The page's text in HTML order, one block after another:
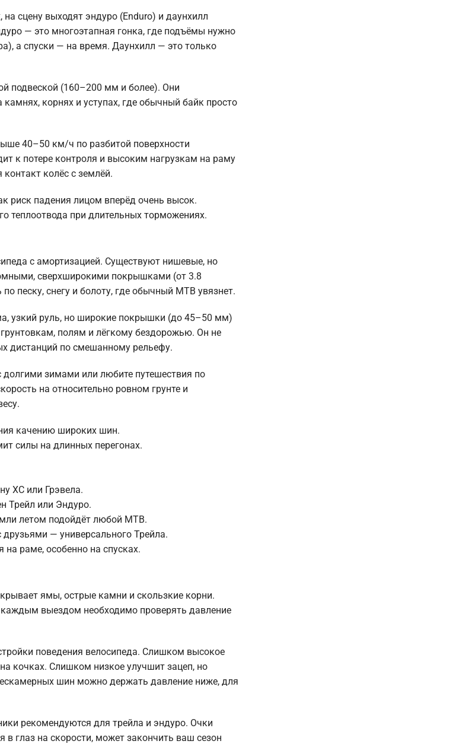
сцену выходят эндуро (Enduro) и даунхилл
— это многоэтапная гонка, где подъёмы нужно
а спуски — на время. Даунхилл — это только
подвеской (160–200 мм и более). Они
корнях и уступах, где обычный байк просто
40–50 км/ч по разбитой поверхности
к потере контроля и высоким нагрузкам на раму
колёс с землёй.
риск падения лицом вперёд очень высок.
теплоотвода при длительных торможениях.
с амортизацией. Существуют нишевые, но
сверхширокими покрышками (от 3.8
песку, снегу и болоту, где обычный MTB увязнет.
узкий руль, но широкие покрышки (до 45–50 мм)
полям и лёгкому бездорожью. Он не
дистанций по смешанному рельефу.
долгими зимами или любите путешествия по
на относительно ровном грунте и
качению широких шин.
силы на длинных перегонах.
XC или Грэвела.
Трейл или Эндуро.
летом подойдёт любой MTB.
друзьями — универсального Трейла.
раме, особенно на спусках.
ямы, острые камни и скользкие корни.
выездом необходимо проверять давление
поведения велосипеда. Слишком высокое
кочках. Слишком низкое улучшит зацеп, но
шин можно держать давление ниже, для
рекомендуются для трейла и эндуро. Очки
глаз на скорости, может закончить ваш сезон